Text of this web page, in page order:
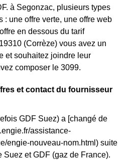
à Segonzac, plusieurs types
: une offre verte, une offre web
en dessous du tarif
(Corrèze) vous avez un
et souhaitez joindre leur
composer le 3099.
et contact du fournisseur
GDF Suez) a [changé de
assistance-
engie-nouveau-nom.html) suite
Suez et GDF (gaz de France).